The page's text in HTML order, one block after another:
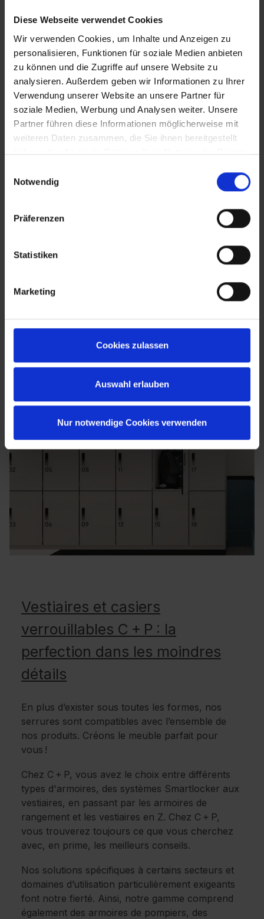
Diese Webseite verwendet Cookies
Wir verwenden Cookies, um Inhalte und Anzeigen zu
personalisieren, Funktionen für soziale Medien anbieten
zu können und die Zugriffe auf unsere Website zu
analysieren. Außerdem geben wir Informationen zu Ihrer
Verwendung unserer Website an unsere Partner für
soziale Medien, Werbung und Analysen weiter. Unsere
Partner führen diese Informationen möglicherweise mit
weiteren Daten zusammen, die Sie ihnen bereitgestellt
haben oder die sie im Rahmen Ihrer Nutzung der Dienste
Notwendig
Präferenzen
Statistiken
Marketing
Cookies zulassen
Auswahl erlauben
Nur notwendige Cookies verwenden
Vestiaires et casiers
verrouillables C + P : la
perfection dans les moindres
détails
En plus d’exister sous toutes les formes, nos
serrures sont compatibles avec l’ensemble de
nos produits. Créons le meuble parfait pour
vous !
Chez C + P, vous avez le choix entre différents
types d'armoires, des systèmes Smartlocker aux
vestiaires, en passant par les armoires de
rangement et les vestiaires en Z. Chez C + P,
vous trouverez toujours ce que vous cherchez
avec, en prime, les meilleurs conseils.
Nos solutions spécifiques à certains secteurs et
domaines d’utilisation particulièrement exigeants
font notre fierté. Ainsi, notre gamme comprend
également des armoires de pompiers, des